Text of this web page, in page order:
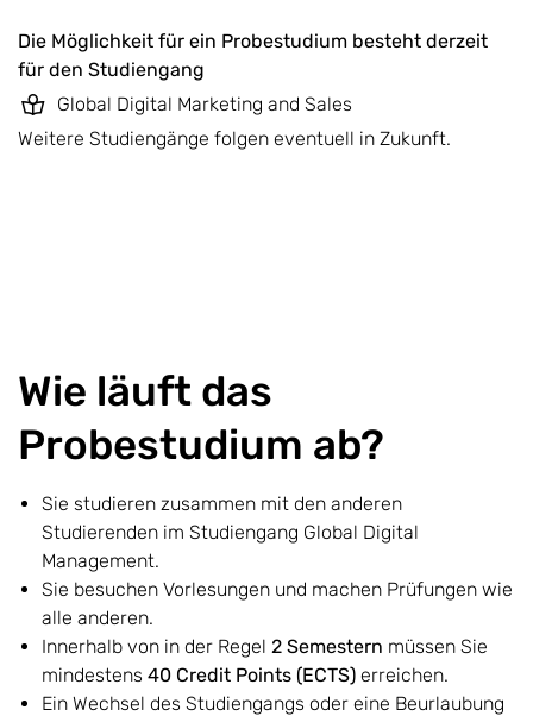
Die Möglichkeit für ein Probestudium besteht derzeit
für den Studiengang
Global Digital Marketing and Sales
Weitere Studiengänge folgen eventuell in Zukunft.
Wie läuft das
Probestudium ab?
Sie studieren zusammen mit den anderen
Studierenden im Studiengang Global Digital
Management.
Sie besuchen Vorlesungen und machen Prüfungen wie
alle anderen.
Innerhalb von in der Regel 2 Semestern müssen Sie
mindestens 40 Credit Points (ECTS) erreichen.
Ein Wechsel des Studiengangs oder eine Beurlaubung